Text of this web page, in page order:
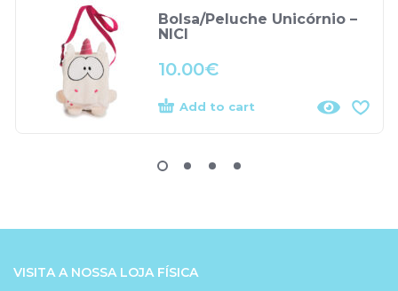
Bolsa/Peluche Unicórnio –
NICI
10.00€
Add to cart
VISITA A NOSSA LOJA FÍSICA